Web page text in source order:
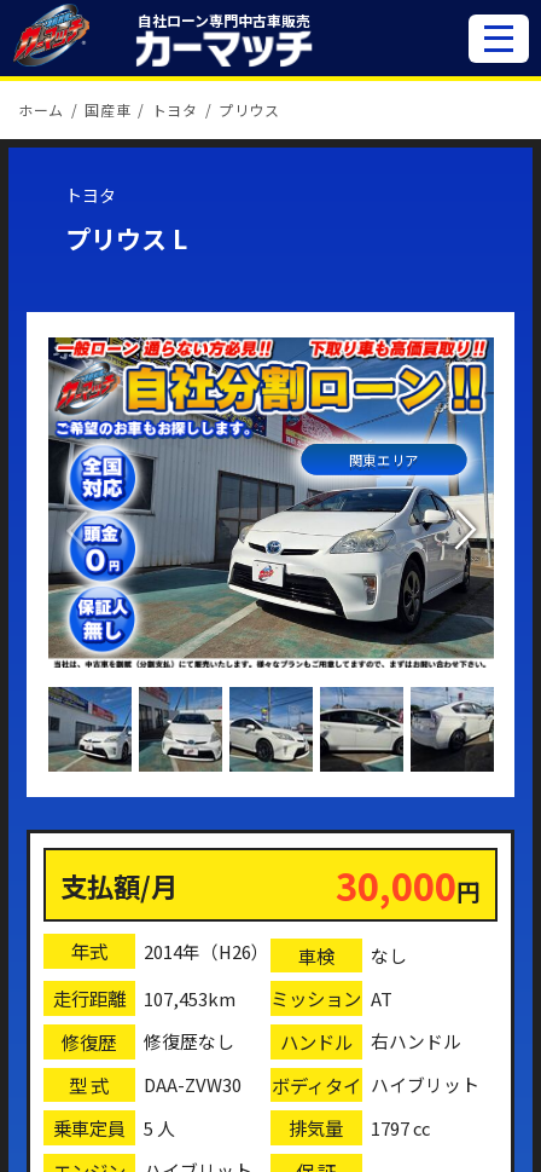
自社ローン専門中古車販売
ホーム 国産車 トヨタ プリウス
トヨタ
プリウス L
関東エリア
支払額/月 30,000円
年式 2014年（H26） 車検 なし
走行距離 107,453km ミッション AT
修復歴 修復歴なし ハンドル 右ハンドル
型 式 DAA-ZVW30
ボディタイ
プ
ハイブリット
乗車定員 5 人 排気量 1797 cc